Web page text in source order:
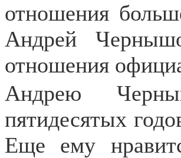
отношения
Андрей
отношения
Андрею
пятидесятых
Еще ему